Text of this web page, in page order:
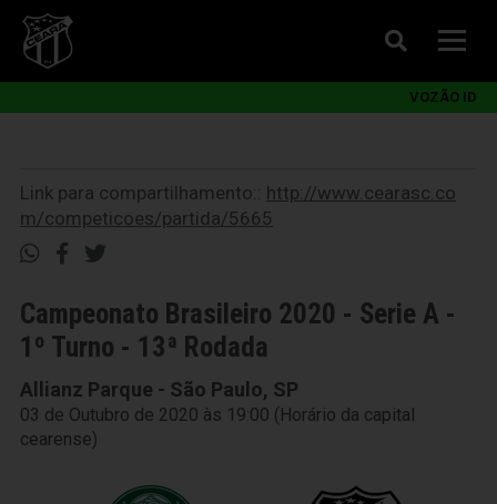
VOZÃO ID
Link para compartilhamento:: http://www.cearasc.co
m/competicoes/partida/5665
Campeonato Brasileiro 2020 - Serie A -
1º Turno - 13ª Rodada
Allianz Parque - São Paulo, SP
03 de Outubro de 2020 às 19:00 (Horário da capital
cearense)